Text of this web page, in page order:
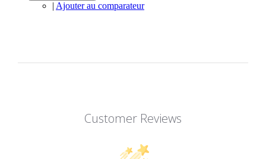
| Ajouter au comparateur
Customer Reviews